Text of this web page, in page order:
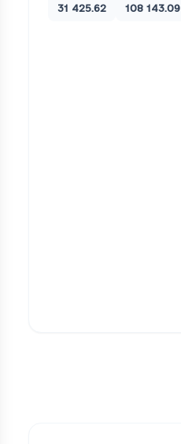
31 425.62 108 143.09